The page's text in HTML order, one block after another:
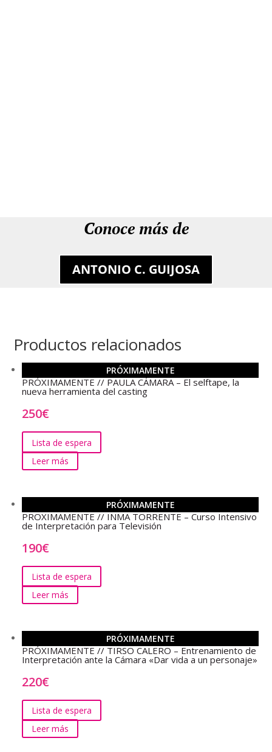
Conoce más de
ANTONIO C. GUIJOSA
Productos relacionados
PRÓXIMAMENTE
PRÓXIMAMENTE // PAULA CÁMARA – El selftape, la
nueva herramienta del casting
250€
Lista de espera
Leer más
PRÓXIMAMENTE
PROXIMAMENTE // INMA TORRENTE – Curso Intensivo
de Interpretación para Televisión
190€
Lista de espera
Leer más
PRÓXIMAMENTE
PRÓXIMAMENTE // TIRSO CALERO – Entrenamiento de
Interpretación ante la Cámara «Dar vida a un personaje»
220€
Lista de espera
Leer más